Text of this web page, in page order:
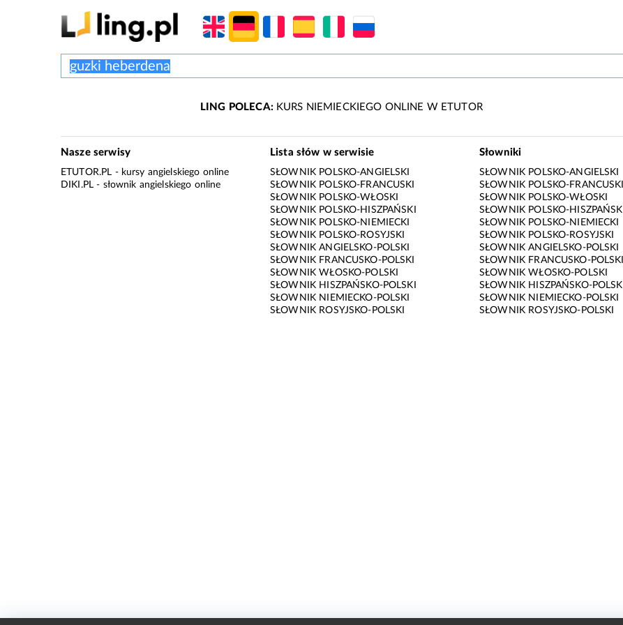
LING POLECA:KURS NIEMIECKIEGO ONLINE W ETUTOR
Nasze serwisy
ETUTOR.PL - kursy angielskiego online
DIKI.PL - słownik angielskiego online
Lista słów w serwisie
SŁOWNIK POLSKO-ANGIELSKI
SŁOWNIK POLSKO-FRANCUSKI
SŁOWNIK POLSKO-WŁOSKI
SŁOWNIK POLSKO-HISZPAŃSKI
SŁOWNIK POLSKO-NIEMIECKI
SŁOWNIK POLSKO-ROSYJSKI
SŁOWNIK ANGIELSKO-POLSKI
SŁOWNIK FRANCUSKO-POLSKI
SŁOWNIK WŁOSKO-POLSKI
SŁOWNIK HISZPAŃSKO-POLSKI
SŁOWNIK NIEMIECKO-POLSKI
SŁOWNIK ROSYJSKO-POLSKI
Słowniki
SŁOWNIK POLSKO-ANGIELSKI
SŁOWNIK POLSKO-FRANCUSKI
SŁOWNIK POLSKO-WŁOSKI
SŁOWNIK POLSKO-HISZPAŃSKI
SŁOWNIK POLSKO-NIEMIECKI
SŁOWNIK POLSKO-ROSYJSKI
SŁOWNIK ANGIELSKO-POLSKI
SŁOWNIK FRANCUSKO-POLSKI
SŁOWNIK WŁOSKO-POLSKI
SŁOWNIK HISZPAŃSKO-POLSKI
SŁOWNIK NIEMIECKO-POLSKI
SŁOWNIK ROSYJSKO-POLSKI